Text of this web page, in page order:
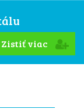
Zistiť viac